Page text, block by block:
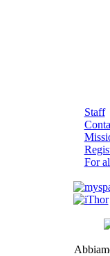
Staff
For